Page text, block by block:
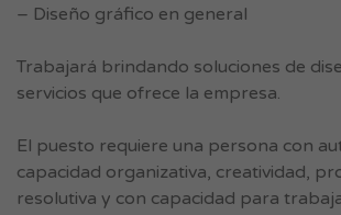
– Diseño gráfico en general
Trabajará brindando soluciones de
servicios que ofrece la empresa.
El puesto requiere una persona con
capacidad organizativa, creatividad,
resolutiva y con capacidad para